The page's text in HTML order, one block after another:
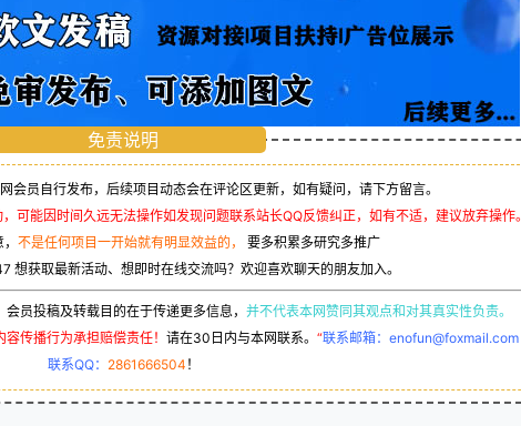
免责说明
员自行发布，后续项目动态会在评论区更新，如有疑问，请下方留言。
能因时间久远无法操作如发现问题联系站长QQ反馈纠正，如有不适，建议放弃操作。
不是任何项目一开始就有明显效益的，
要多积累多研究多推广
想获取最新活动、想即时在线交流吗？欢迎喜欢聊天的朋友加入。
员投稿及转载目的在于传递更多信息， 并不代表本网赞同其观点和对其真实性负责。
容传播行为承担赔偿责任！ 请在30日内与本网联系。 “联系邮箱：enofun@foxmail.com
联系QQ： 2861666504 ！